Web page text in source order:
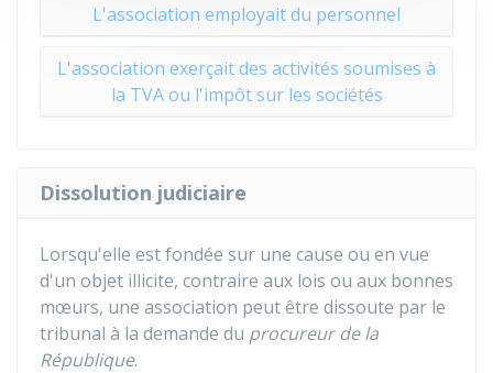
L'association employait du personnel
L'association exerçait des activités soumises à
la TVA ou l'impôt sur les sociétés
Dissolution judiciaire
Lorsqu'elle est fondée sur une cause ou en vue
d'un objet illicite, contraire aux lois ou aux bonnes
mœurs, une association peut être dissoute par le
tribunal à la demande du procureur de la
République.